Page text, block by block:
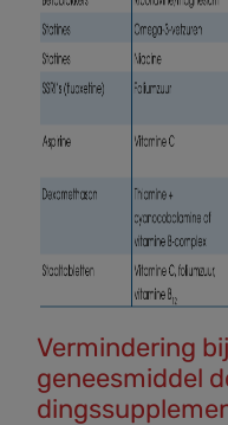
Vermindering
geneesmiddel